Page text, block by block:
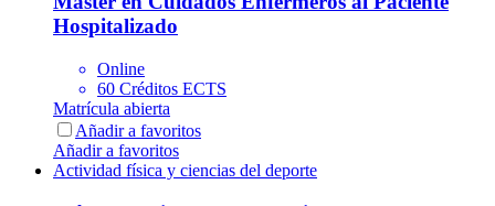
Hospitalizado
Online
60 Créditos ECTS
Matrícula abierta
Añadir a favoritos
Añadir a favoritos
Actividad física y ciencias del deporte